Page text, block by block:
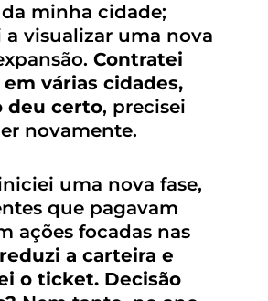
minha cidade;
a visualizar uma nova
Contratei
em várias cidades,
deu certo, precisei
novamente.
uma nova fase,
que pagavam
ações focadas nas
reduzi a carteira e
o ticket. Decisão